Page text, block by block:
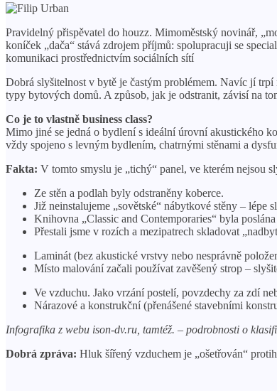
Pravidelný přispěvatel do houzz. Mimoměstský novinář,
koníček „dača“ stává zdrojem příjmů: spolupracuji se
komunikaci prostřednictvím sociálních sítí
Dobrá slyšitelnost v bytě je častým problémem. Navíc jí
typy bytových domů. A způsob, jak je odstranit, závisí na
Co je to vlastně business class?
Mimo jiné se jedná o bydlení s ideální úrovní akustického
vždy spojeno s levným bydlením, chatrnými stěnami a
Fakta: V tomto smyslu je „tichý“ panel, ve kterém nejsou
Ze stěn a podlah byly odstraněny koberce.
Již neinstalujeme „sovětské“ nábytkové stěny – lépe
Knihovna „Classic and Contemporaries“ byla
Přestali jsme v rozích a mezipatrech skladovat
Laminát (bez akustické vrstvy nebo nesprávně
Místo malování začali používat zavěšený strop –
Ve vzduchu. Jako vrzání postelí, povzdechy za zdí
Nárazové a konstrukční (přenášené stavebními
Infografika z webu ison-dv.ru, tamtéž. – podrobnosti o
Dobrá zpráva: Hluk šířený vzduchem je „ošetřován“